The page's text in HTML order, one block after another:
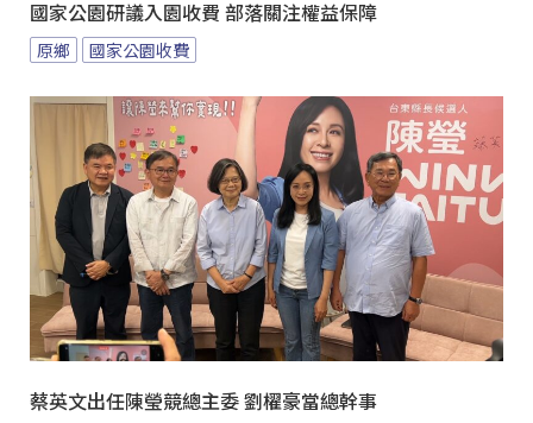
國家公園研議入園收費 部落關注權益保障
原鄉 國家公園收費
蔡英文出任陳瑩競總主委 劉櫂豪當總幹事